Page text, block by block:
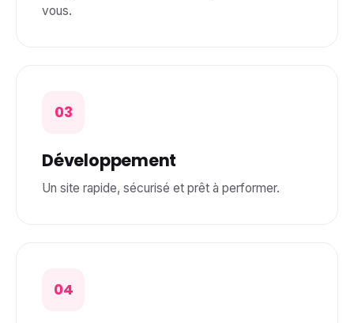
vous.
03
Développement
Un site rapide, sécurisé et prêt à performer.
04